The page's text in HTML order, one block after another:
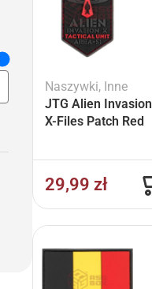
Naszywki, Inne
JTG Alien Invasion
X-Files Patch Red
29,99 zł